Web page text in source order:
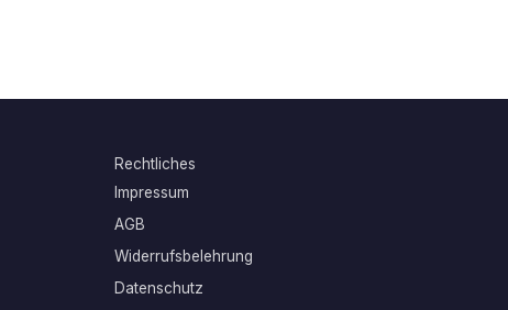
Rechtliches
Impressum
AGB
Widerrufsbelehrung
Datenschutz